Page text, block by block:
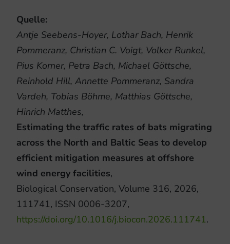
Quelle:
Antje Seebens-Hoyer, Lothar Bach, Henrik
Pommeranz, Christian C. Voigt, Volker Runkel,
Pius Korner, Petra Bach, Michael Göttsche,
Reinhold Hill, Annette Pommeranz, Sandra
Vardeh, Tobias Böhme, Matthias Göttsche,
Hinrich Matthes,
Estimating the traffic rates of bats migrating
across the North and Baltic Seas to develop
efficient mitigation measures at offshore
wind energy facilities,
Biological Conservation, Volume 316, 2026,
111741, ISSN 0006-3207,
https://doi.org/10.1016/j.biocon.2026.111741.